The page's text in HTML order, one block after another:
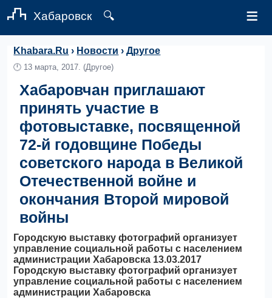
Хабаровск 🔍 ≡
Khabara.Ru › Новости ›Другое
🕛 13 марта, 2017. (Другое)
Хабаровчан приглашают
принять участие в
фотовыставке, посвященной
72-й годовщине Победы
советского народа в Великой
Отечественной войне и
окончания Второй мировой
войны
Городскую выставку фотографий организует
управление социальной работы с населением
администрации Хабаровска 13.03.2017
Городскую выставку фотографий организует
управление социальной работы с населением
администрации Хабаровска